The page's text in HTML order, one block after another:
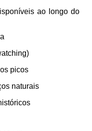
ao longo do
picos
naturais